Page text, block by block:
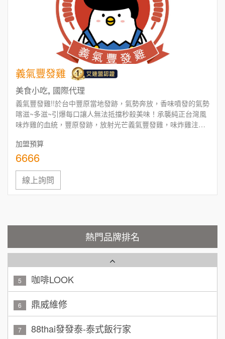
義氣豐發雞
美食小吃, 國際代理
義氣豐發雞!!於台中豐原當地發跡，氣勢奔放，香味噴發的氣勢
喀滋~多滋~引爆每口讓人無法抵擋秒殺美味！承襲純正台灣風
味炸雞的血統，豐原發跡，放射光芒義氣豐發雞，味炸雞注入
盟，雞排加盟，攤車加盟，餐車加盟，小額創業，連鎖加盟，
創業加盟
加盟預算
6666
線上詢問
熱門品牌排名
鼎威維修
88thai發發泰-泰式飯行家
8 呷尚寶
SHARE TEA歇腳亭
10 TEA TOP台灣第一味
Cozy coffee可集咖啡
秉宏小米甜甜圈
4 潮鍋癮
5 咖啡LOOK
6 鼎威維修
7 88thai發發泰-泰式飯行家
周 先生/小姐
加盟預算 100萬 ~150萬
徐 先生/小姐
加盟預算 50萬~75萬
加盟預算
呂 先生/小姐
加盟預算 200萬~400萬
加盟預算
黃 先生/小姐
100萬~150萬